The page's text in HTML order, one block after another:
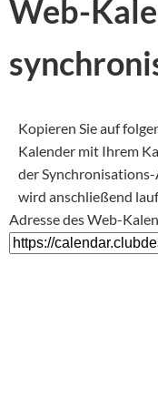
Web-
Kopieren Sie auf
Kalender mit Ihrem
der
wird anschließend
Adresse des Web-